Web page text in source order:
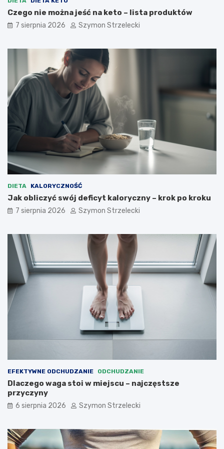
c
–
a
s
t
r
z
y
z
y
n
y
o
a
h
u
?
Czego nie można jeść na keto – lista produktów
7 sierpnia 2026 Szymon Strzelecki
DIETA KALORYCZNOŚĆ
Jak obliczyć swój deficyt kaloryczny – krok po kroku
7 sierpnia 2026 Szymon Strzelecki
EFEKTYWNE ODCHUDZANIE ODCHUDZANIE
Dlaczego waga stoi w miejscu – najczęstsze
przyczyny
6 sierpnia 2026 Szymon Strzelecki